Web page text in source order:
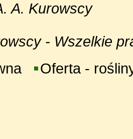
A. Kurowscy
- Wszelkie
Oferta -